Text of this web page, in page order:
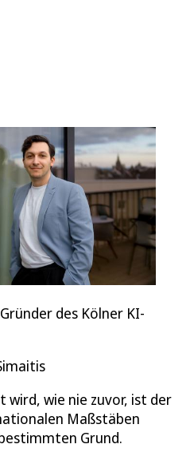
des Kölner KI-
wird, wie nie zuvor, ist der
Maßstäben
Grund.